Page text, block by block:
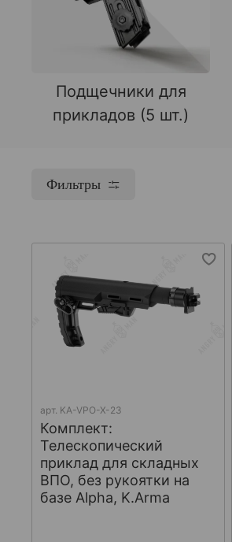
Подщечники для
прикладов (5 шт.)
Фильтры
арт. KA-VPO-X-23
Комплект:
Телескопический
приклад для складных
ВПО, без рукоятки на
базе Alpha, K.Arma